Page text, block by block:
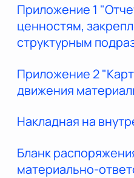
Приложение 1
ценностям,
структурным
Приложение 2
движения
Накладная на
Бланк
материально-